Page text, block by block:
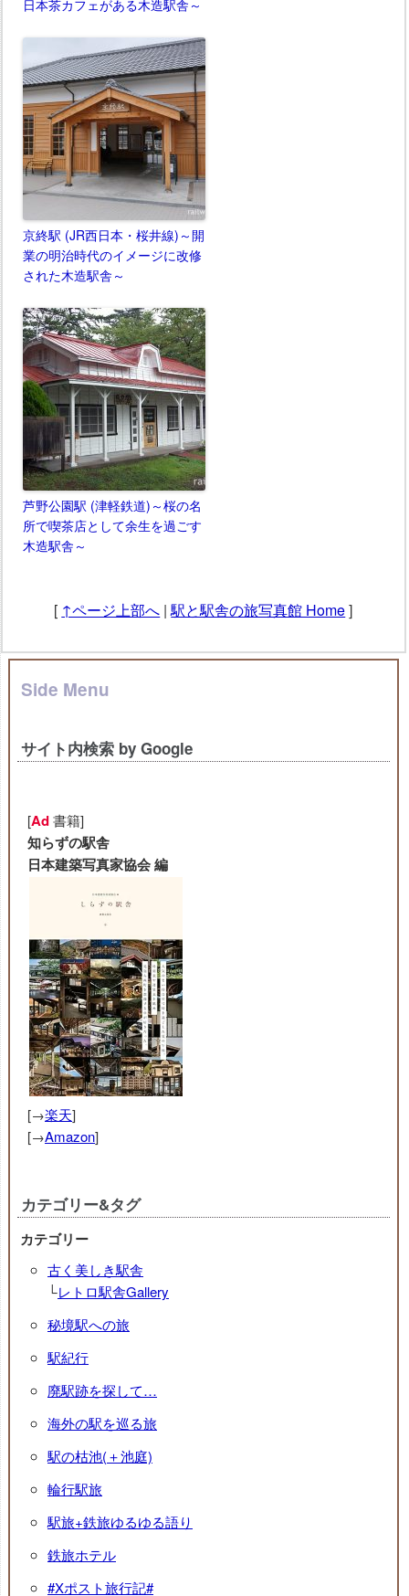
日本茶カフェがある木造駅舎～
京終駅 (JR西日本・桜井線)～開
業の明治時代のイメージに改修
された木造駅舎～
芦野公園駅 (津軽鉄道)～桜の名
所で喫茶店として余生を過ごす
木造駅舎～
[ ↑ページ上部へ |駅と駅舎の旅写真館 Home]
Side Menu
サイト内検索 by Google
[Ad書籍]
知らずの駅舎
日本建築写真家協会 編
[→楽天]
[→Amazon]
カテゴリー&タグ
カテゴリー
古く美しき駅舎
└レトロ駅舎Gallery
秘境駅への旅
駅紀行
廃駅跡を探して…
海外の駅を巡る旅
駅の枯池(＋池庭)
輪行駅旅
駅旅+鉄旅ゆるゆる語り
鉄旅ホテル
#Xポスト旅行記#